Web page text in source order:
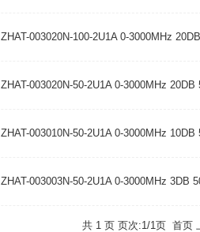
ZHAT-003020N-100-2U1A 0-3000MHz
ZHAT-003020N-50-2U1A 0-3000MHz 20DB
ZHAT-003010N-50-2U1A 0-3000MHz 10DB
ZHAT-003003N-50-2U1A 0-3000MHz 3DB
共 1 页 页次:1/1页 首页